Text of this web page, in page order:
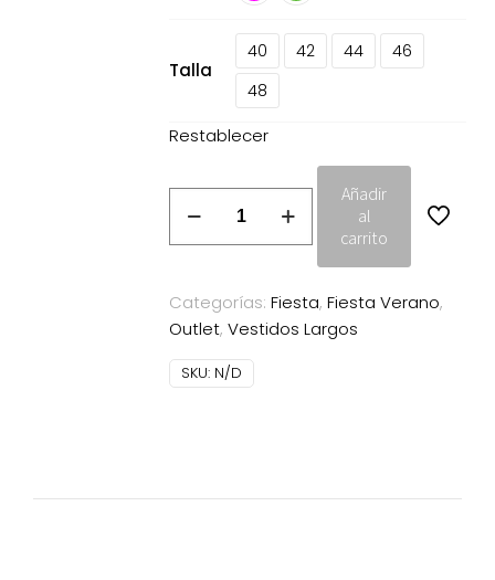
Talla
40 42 44
46
48
Restablecer
Sonia
11243002
cantidad
Añadir
al
carrito
Categorías: Fiesta, Fiesta Verano,
Outlet, Vestidos Largos
SKU: N/D